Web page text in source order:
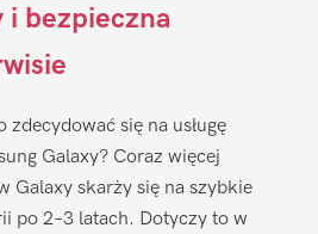
i bezpieczna
się na usługę
Galaxy? Coraz więcej
Galaxy skarży się na szybkie
po 2–3 latach. Dotyczy to w